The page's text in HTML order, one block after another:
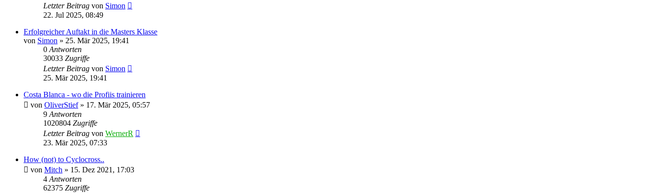
Letzter Beitrag von Simon
22. Jul 2025, 08:49
Erfolgreicher Auftakt in die Masters Klasse
von Simon » 25. Mär 2025, 19:41
0 Antworten
30033 Zugriffe
Letzter Beitrag von Simon
25. Mär 2025, 19:41
Costa Blanca - wo die Profiis trainieren
von OliverStief» 17. Mär 2025, 05:57
9 Antworten
1020804 Zugriffe
Letzter Beitrag von WernerR
23. Mär 2025, 07:33
How (not) to Cyclocross..
von Mitch » 15. Dez 2021, 17:03
4 Antworten
62375 Zugriffe